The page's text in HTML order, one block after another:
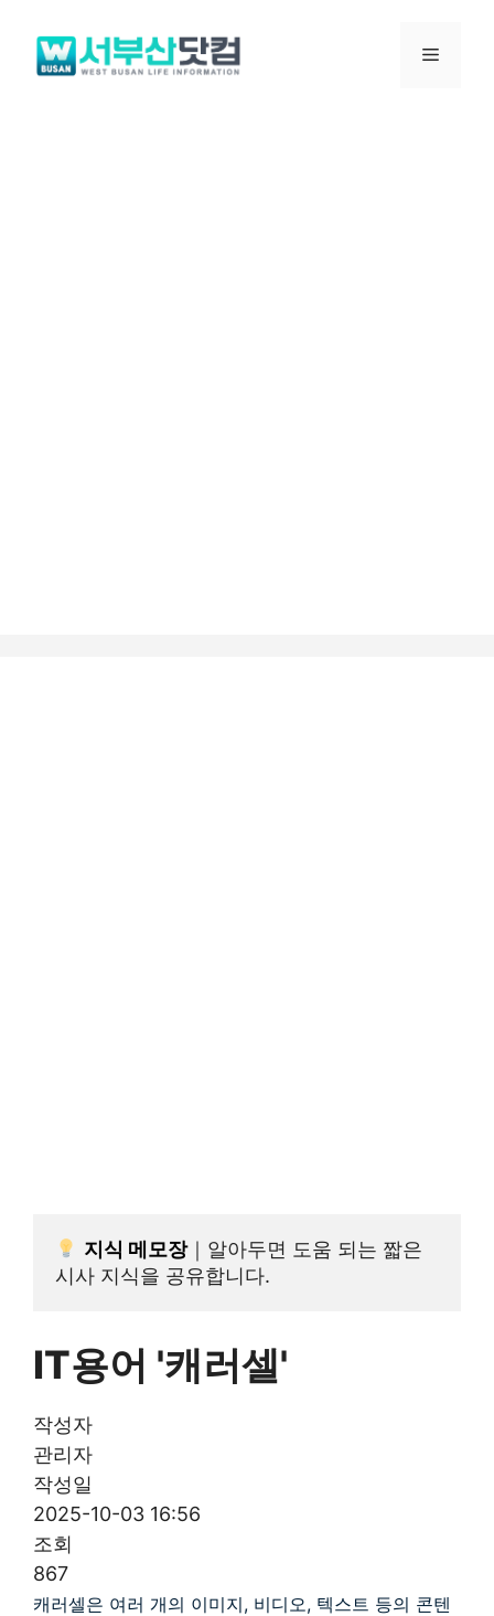
메
지식 메모장｜알아두면 도움 되는 짧은
시사 지식을 공유합니다.
IT용어 '캐러셀'
작성자
관리자
작성일
2025-10-03 16:56
조회
867
캐러셀은 여러 개의 이미지, 비디오, 텍스트 등의 콘텐